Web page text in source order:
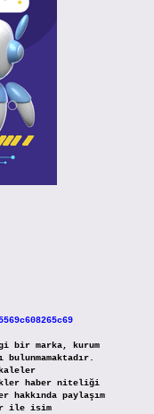
bir marka, kurum
haber niteliği
hakkında paylaşım
ile isim